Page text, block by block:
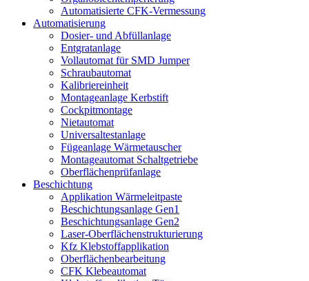
Automatisierte CFK-Vermessung
Automatisierung
Dosier- und Abfüllanlage
Entgratanlage
Vollautomat für SMD Jumper
Schraubautomat
Kalibriereinheit
Montageanlage Kerbstift
Cockpitmontage
Nietautomat
Universaltestanlage
Fügeanlage Wärmetauscher
Montageautomat Schaltgetriebe
Oberflächenprüfanlage
Beschichtung
Applikation Wärmeleitpaste
Beschichtungsanlage Gen1
Beschichtungsanlage Gen2
Laser-Oberflächenstrukturierung
Kfz Klebstoffapplikation
Oberflächenbearbeitung
CFK Klebeautomat